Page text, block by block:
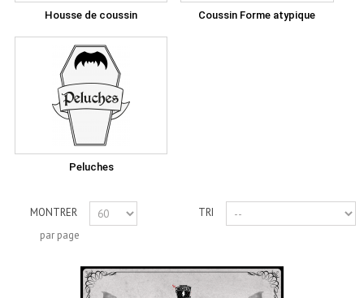
Housse de coussin Coussin Forme atypique
Peluches
TRI
MONTRER
par page